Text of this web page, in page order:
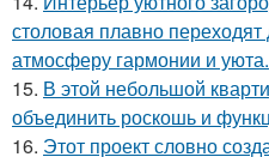
столовая плавно переходят
атмосферу гармонии и уюта.
15. В этой небольшой
объединить роскошь и
16. Этот проект словно